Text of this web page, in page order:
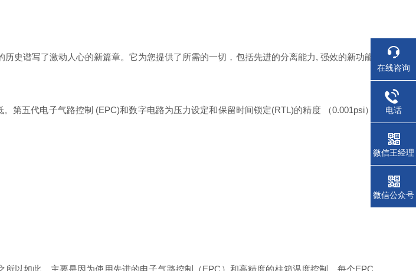
历史谱写了激动人心的新篇章。它为您提供了所需的一切，包括先进的分离能力, 强效的新功能
五代电子气路控制 (EPC)和数字电路为压力设定和保留时间锁定(RTL)的精度 （0.001psi）
以如此，主要是因为使用先进的电子气路控制（EPC）和高精度的柱箱温度控制。每个EPC
在线咨询
电话
微信王经理
微信公众号